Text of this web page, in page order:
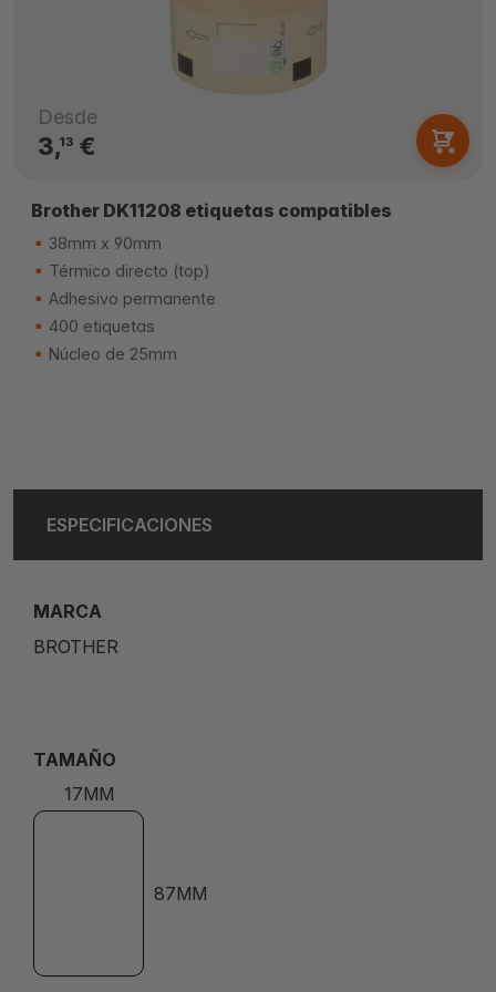
Desde
3,13€
Brother DK11208 etiquetas compatibles
38mm x 90mm
Térmico directo (top)
Adhesivo permanente
400 etiquetas
Núcleo de 25mm
ESPECIFICACIONES
MARCA
BROTHER
TAMAÑO
17MM
87MM